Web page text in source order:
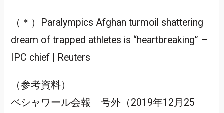
（＊）Paralympics Afghan turmoil shattering
dream of trapped athletes is “heartbreaking” –
IPC chief | Reuters
（参考資料）
ペシャワール会報 号外（2019年12月25